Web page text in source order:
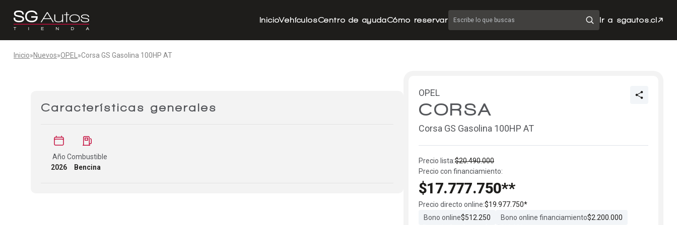
InicioVehículosCentro de ayudaCómo reservar Escribe lo que buscas Ir a sgautos.cl
Inicio»Nuevos»OPEL »Corsa GS Gasolina 100HP AT
OPEL
CORSA
Corsa GS Gasolina 100HP AT
Precio lista:$20.490.000
Precio con financiamiento:
$17.777.750**
Precio directo online:$19.977.750*
Bono online$512.250 Bono online financiamiento$2.200.000
Características generales
Año
2026
Combustible
Bencina